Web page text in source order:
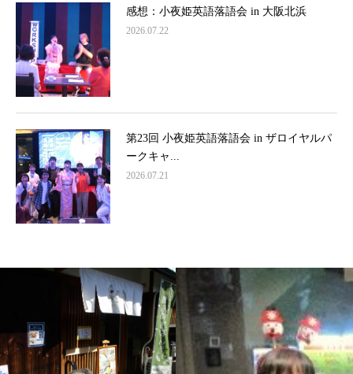
感想：小夜姫英語落語会 in 大阪北浜
2026.07.22
第23回 小夜姫英語落語会 in ザロイヤルパ
ークキャ...
2026.07.21